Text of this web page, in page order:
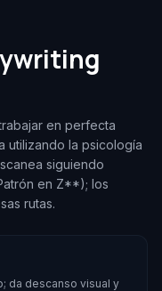
en perfecta
utilizando la psicología
siguiendo
en Z**); los
rutas.
da descanso visual y